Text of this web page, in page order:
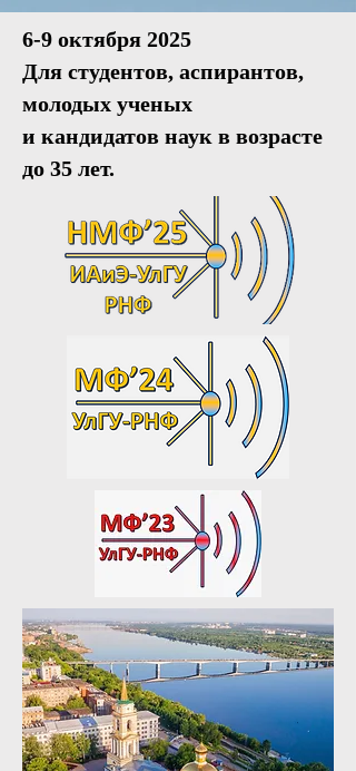
6-9 октября 2025
Для студентов, аспирантов,
молодых ученых
и кандидатов наук в возрасте
до 35 лет.